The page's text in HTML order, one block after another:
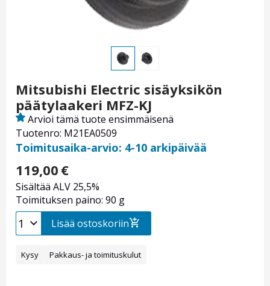
Mitsubishi Electric sisäyksikön
päätylaakeri MFZ-KJ
Tuotenro: M21EA0509
Arvioi tämä tuote ensimmäisenä
Toimitusaika-arvio: 4-10 arkipäivää
119,00 €
Sisältää ALV 25,5%
Toimituksen paino: 90 g
Lisää ostoskoriin
Kysy Pakkaus- ja toimituskulut